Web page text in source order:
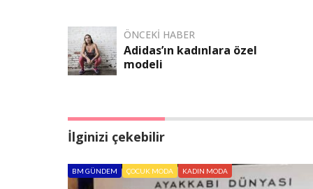
ÖNCEKI HABER
Adidas’ın kadınlara özel
modeli
İlginizi çekebilir
BM GÜNDEM ÇOCUK MODA KADIN MODA